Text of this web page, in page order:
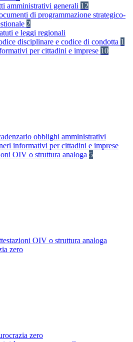
amministrativi generali 12
di programmazione strategico-
2
e leggi regionali
disciplinare e codice di condotta 1
per cittadini e imprese 10
obblighi amministrativi
informativi per cittadini e imprese
OIV o struttura analoga 5
OIV o struttura analoga
zero
zero